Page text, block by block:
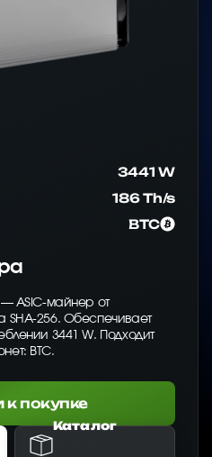
3441 W
186 Th/s
BTC
— ASIC-майнер от
SHA-256. Обеспечивает
3441 W. Подходит
BTC.
к покупке
Каталог